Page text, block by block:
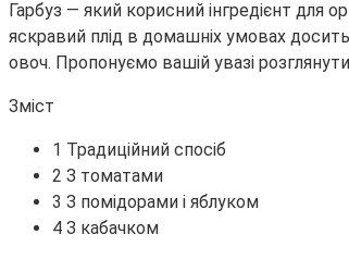
Гарбуз — який корисний інгредієнт для
яскравий плід в домашніх умовах
овоч. Пропонуємо вашій увазі
Зміст
1 Традиційний спосіб
2 З томатами
3 З помідорами і яблуком
4 З кабачком